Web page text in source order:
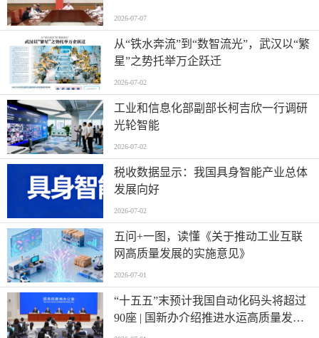
2026-07-07
从“铁水奔流”到“数智流光”，武汉以“繁
星”之势托举万企跃迁
2026-07-02
工业和信息化部副部长柯吉欣一行调研
光轮智能
2026-07-02
税收数据显示：我国具身智能产业总体
发展向好
2026-07-02
五问+一图，读懂《关于推动工业互联
网高质量发展的实施意见》
2026-07-01
“十五五”末预计我国自动化码头将超过
90座 | 国新办介绍推进水运高质量发展
有关情况